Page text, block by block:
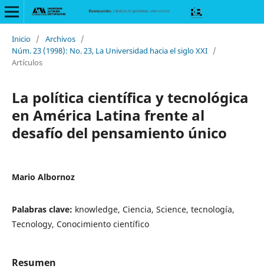
Inicio / Archivos /
Núm. 23 (1998): No. 23, La Universidad hacia el siglo XXI /
Artículos
La política científica y tecnológica
en América Latina frente al
desafío del pensamiento único
Mario Albornoz
Palabras clave: knowledge, Ciencia, Science, tecnología,
Tecnology, Conocimiento científico
Resumen